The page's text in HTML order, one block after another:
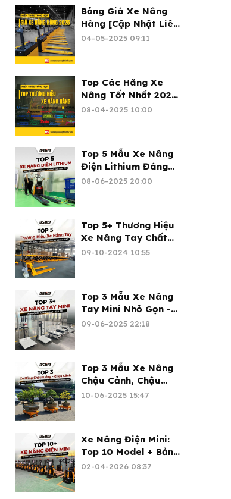
Bảng Giá Xe Nâng
Hàng [Cập Nhật Liên
Tục 2026]
04-05-2025 09:11
Top Các Hãng Xe
Nâng Tốt Nhất 2025
(Cập Nhật Mới)
08-04-2025 10:00
Top 5 Mẫu Xe Nâng
Điện Lithium Đáng
Mua 2026
08-06-2025 20:00
Top 5+ Thương Hiệu
Xe Nâng Tay Chất
Lượng - Đáng Mua
09-10-2024 10:55
Top 3 Mẫu Xe Nâng
Tay Mini Nhỏ Gọn -
Giá Tại Kho
09-06-2025 22:18
Top 3 Mẫu Xe Nâng
Chậu Cảnh, Chậu
Kiểng Nổi Bật
10-06-2025 15:47
Xe Nâng Điện Mini:
Top 10 Model + Bảng
Giá 2026 | Xe Nâng
02-04-2026 08:37